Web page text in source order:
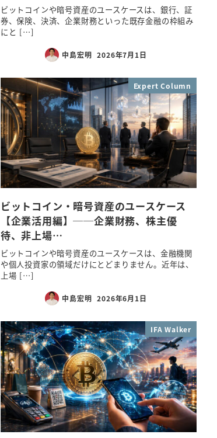
ビットコインや暗号資産のユースケースは、銀行、証
券、保険、決済、企業財務といった既存金融の枠組み
にと […]
中島宏明 2026年7月1日
Expert Column
ビットコイン・暗号資産のユースケース
【企業活用編】──企業財務、株主優
待、非上場…
ビットコインや暗号資産のユースケースは、金融機関
や個人投資家の領域だけにとどまりません。近年は、
上場 […]
中島宏明 2026年6月1日
IFA Walker